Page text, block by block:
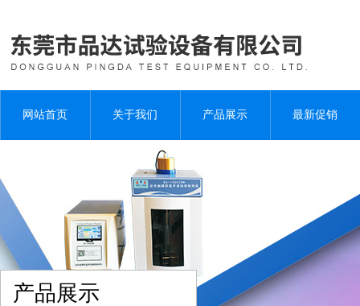
网站首页 关于我们 产品展示 最新促销
产品展示